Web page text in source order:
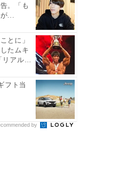
。「も
...
とに」
たムキ
リアル
フト当
by